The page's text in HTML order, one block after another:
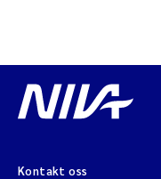
Kontakt oss